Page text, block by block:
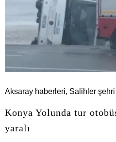
Aksaray haberleri, Salihler
Konya Yolunda tur
yaralı